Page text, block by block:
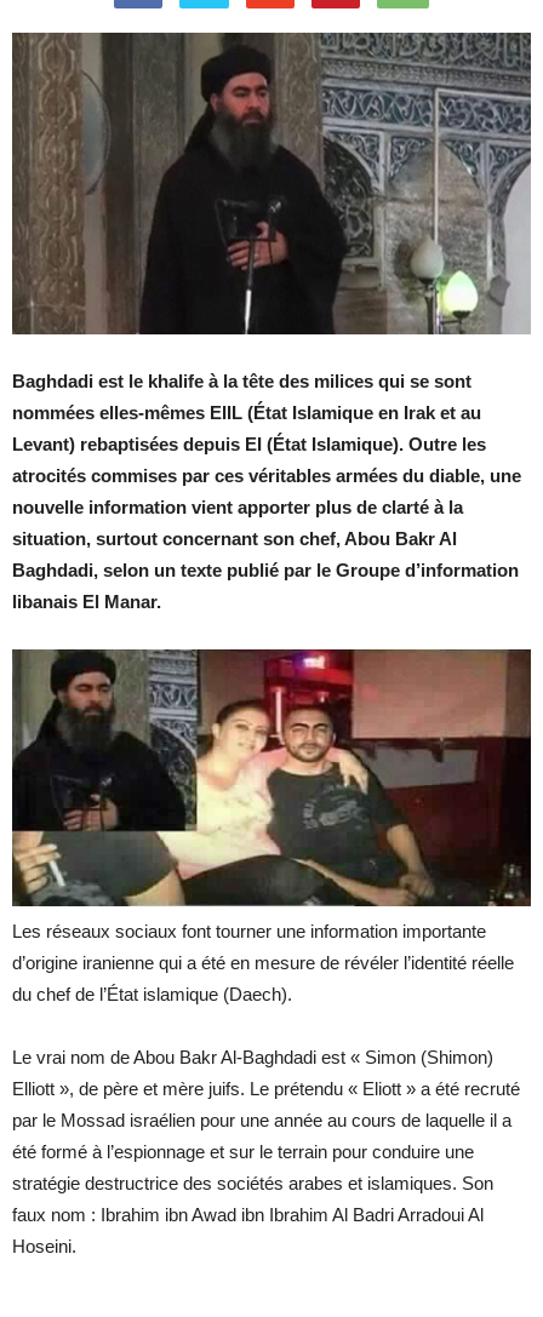
Baghdadi est le khalife à la tête des milices qui se sont
nommées elles-mêmes EIIL (État Islamique en Irak et au
Levant) rebaptisées depuis EI (État Islamique). Outre les
atrocités commises par ces véritables armées du diable, une
nouvelle information vient apporter plus de clarté à la
situation, surtout concernant son chef, Abou Bakr Al
Baghdadi, selon un texte publié par le Groupe d’information
libanais El Manar.
Les réseaux sociaux font tourner une information importante
d’origine iranienne qui a été en mesure de révéler l’identité réelle
du chef de l’État islamique (Daech).
Le vrai nom de Abou Bakr Al-Baghdadi est « Simon (Shimon)
Elliott », de père et mère juifs. Le prétendu « Eliott » a été recruté
par le Mossad israélien pour une année au cours de laquelle il a
été formé à l’espionnage et sur le terrain pour conduire une
stratégie destructrice des sociétés arabes et islamiques. Son
faux nom : Ibrahim ibn Awad ibn Ibrahim Al Badri Arradoui Al
Hoseini.